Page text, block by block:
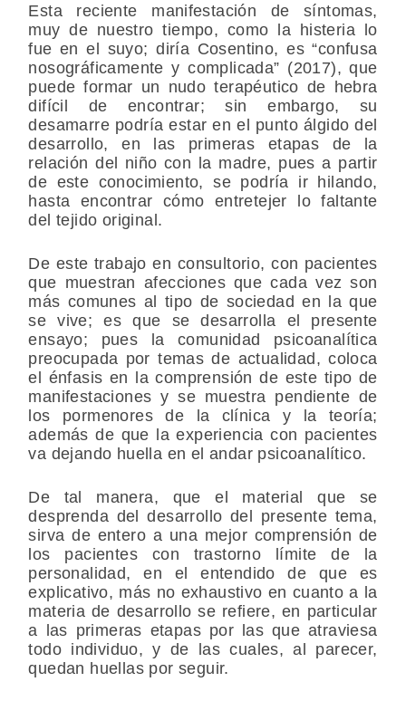
Esta reciente manifestación de síntomas,
muy de nuestro tiempo, como la histeria lo
fue en el suyo; diría Cosentino, es “confusa
nosográficamente y complicada” (2017), que
puede formar un nudo terapéutico de hebra
difícil de encontrar; sin embargo, su
desamarre podría estar en el punto álgido del
desarrollo, en las primeras etapas de la
relación del niño con la madre, pues a partir
de este conocimiento, se podría ir hilando,
hasta encontrar cómo entretejer lo faltante
del tejido original.
De este trabajo en consultorio, con pacientes
que muestran afecciones que cada vez son
más comunes al tipo de sociedad en la que
se vive; es que se desarrolla el presente
ensayo; pues la comunidad psicoanalítica
preocupada por temas de actualidad, coloca
el énfasis en la comprensión de este tipo de
manifestaciones y se muestra pendiente de
los pormenores de la clínica y la teoría;
además de que la experiencia con pacientes
va dejando huella en el andar psicoanalítico.
De tal manera, que el material que se
desprenda del desarrollo del presente tema,
sirva de entero a una mejor comprensión de
los pacientes con trastorno límite de la
personalidad, en el entendido de que es
explicativo, más no exhaustivo en cuanto a la
materia de desarrollo se refiere, en particular
a las primeras etapas por las que atraviesa
todo individuo, y de las cuales, al parecer,
quedan huellas por seguir.